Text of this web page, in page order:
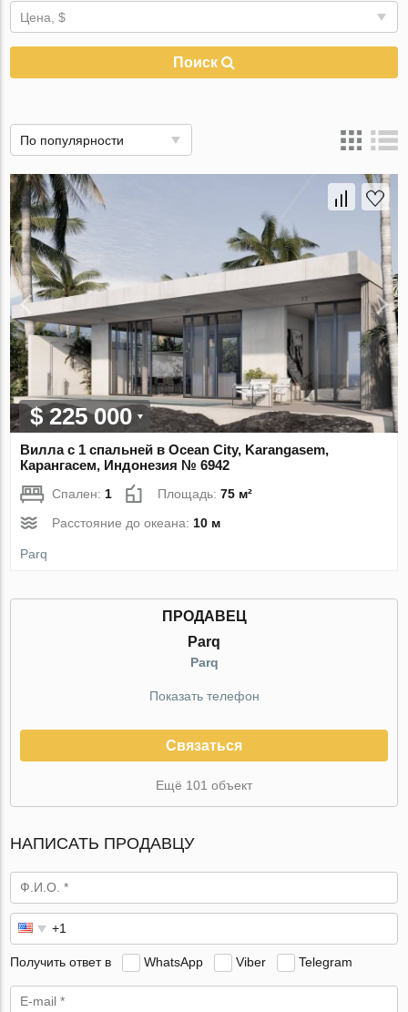
Цена, $
Поиск
По популярности
$ 225 000
Вилла с 1 спальней в Ocean City, Karangasem,
Карангасем, Индонезия № 6942
Спален: 1 Площадь:75 м²
Расстояние до океана: 10 м
Parq
ПРОДАВЕЦ
Parq
Parq
Показать телефон
Связаться
Ещё 101 объект
НАПИСАТЬ ПРОДАВЦУ
Получить ответ в WhatsApp Viber Telegram